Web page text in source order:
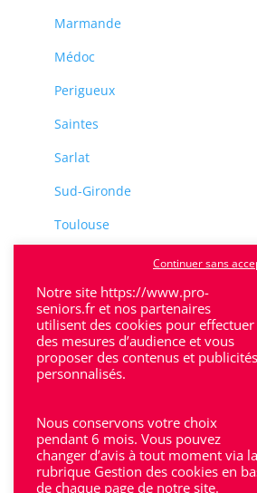
Marmande
Médoc
Perigueux
Saintes
Sarlat
Sud-Gironde
Toulouse
Villeneuve-Sur-Lot
Bron
Lyon
Notre site https://www.pro-
seniors.fr et nos partenaires
utilisent des cookies pour effectuer
des mesures d’audience et vous
proposer des contenus et publicités
personnalisés.
Nous conservons votre choix
pendant 6 mois. Vous pouvez
changer d’avis à tout moment via la
rubrique Gestion des cookies en
de chaque page de notre site.
Continuer sans